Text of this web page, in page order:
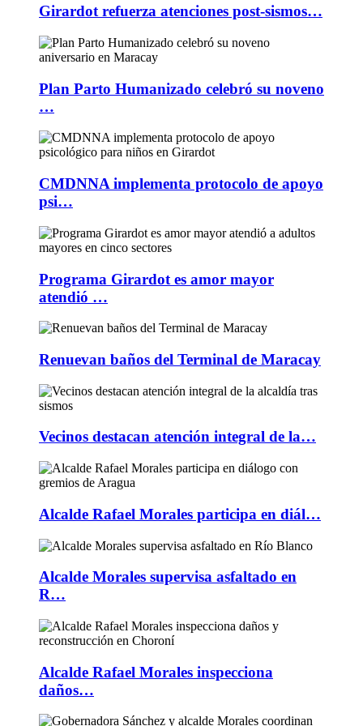
Girardot refuerza atenciones post-sismos…
Plan Parto Humanizado celebró su noveno
…
CMDNNA implementa protocolo de apoyo
psi…
Programa Girardot es amor mayor
atendió …
Renuevan baños del Terminal de Maracay
Vecinos destacan atención integral de la…
Alcalde Rafael Morales participa en diál…
Alcalde Morales supervisa asfaltado en
R…
Alcalde Rafael Morales inspecciona
daños…